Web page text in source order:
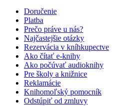
Doručenie
Platba
Prečo práve u nás?
Najčastejšie otázky
Rezervácia v kníhkupectve
Ako čítať e-knihy
Ako počúvať audioknihy
Pre školy a knižnice
Reklamácie
Knihomoľský pomocník
Odstúpiť od zmluvy